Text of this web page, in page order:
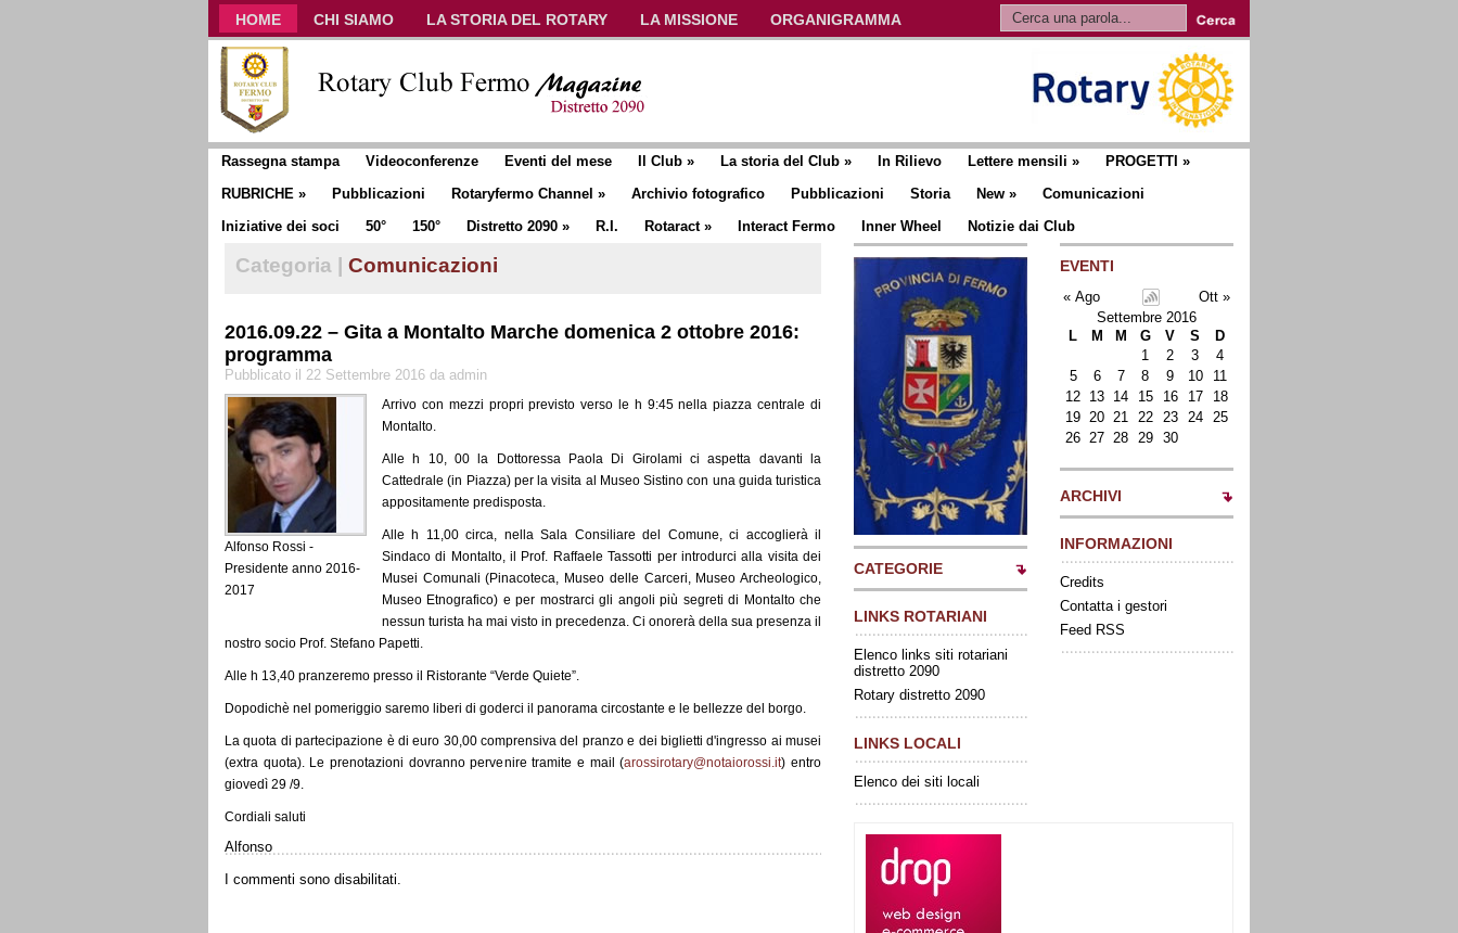
HOME CHI SIAMO LA STORIA DEL ROTARY LA MISSIONE
ORGANIGRAMMA
CLUB COMMUNICATOR
Rassegna stampa Videoconferenze Eventi del mese Il Club » La storia del Club » In Rilievo Lettere mensili » PROGETTI »
RUBRICHE » Pubblicazioni Rotaryfermo Channel » Archivio fotografico Pubblicazioni Storia New »
Comunicazioni
Iniziative dei soci
50° 150° Distretto 2090 » R.I. Rotaract» Interact Fermo Inner Wheel Notizie dai Club
Categoria | Comunicazioni
2016.09.22 – Gita a Montalto Marche domenica 2 ottobre 2016:
programma
Pubblicato il 22 Settembre 2016 da admin
Alfonso Rossi -
Presidente anno 2016-
2017
Arrivo con mezzi propri previsto verso le h 9:45 nella piazza centrale di
Montalto.
Alle h 10, 00 la Dottoressa Paola Di Girolami ci aspetta davanti la
Cattedrale (in Piazza) per la visita al Museo Sistino con una guida turistica
appositamente predisposta.
Alle h 11,00 circa, nella Sala Consiliare del Comune, ci accoglierà il
Sindaco di Montalto, il Prof. Raffaele Tassotti per introdurci alla visita dei
Musei Comunali (Pinacoteca, Museo delle Carceri, Museo Archeologico,
Museo Etnografico) e per mostrarci gli angoli più segreti di Montalto che
nessun turista ha mai visto in precedenza. Ci onorerà della sua presenza il
nostro socio Prof. Stefano Papetti.
Alle h 13,40 pranzeremo presso il Ristorante “Verde Quiete”.
Dopodichè nel pomeriggio saremo liberi di goderci il panorama circostante e le bellezze del borgo.
La quota di partecipazione è di euro 30,00 comprensiva del pranzo e dei biglietti d'ingresso ai musei
(extra quota). Le prenotazioni dovranno pervenire tramite e mail (arossirotary@notaiorossi.it) entro
giovedì 29 /9.
Cordiali saluti
Alfonso
I commenti sono disabilitati.
CATEGORIE
LINKS ROTARIANI
Elenco links siti rotariani
distretto 2090
Rotary distretto 2090
LINKS LOCALI
Elenco dei siti locali
EVENTI
« Ago
Ott »
Settembre 2016
L
M M G V S
D
1
2 3
4
5
6 7 8 9 10
11
12 13 14 15 16 17
18
19 20 21 22 23 24
25
26 27 28 29 30
ARCHIVI
INFORMAZIONI
Credits
Contatta i gestori
Feed RSS